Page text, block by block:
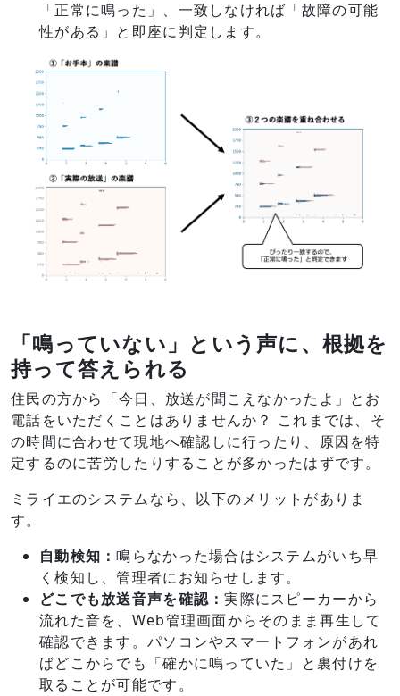
「正常に鳴った」、一致しなければ「故障の可能
性がある」と即座に判定します。
「鳴っていない」という声に、根拠を
持って答えられる
住民の方から「今日、放送が聞こえなかったよ」とお
電話をいただくことはありませんか？ これまでは、そ
の時間に合わせて現地へ確認しに行ったり、原因を特
定するのに苦労したりすることが多かったはずです。
ミライエのシステムなら、以下のメリットがありま
す。
自動検知：鳴らなかった場合はシステムがいち早
く検知し、管理者にお知らせします。
どこでも放送音声を確認：実際にスピーカーから
流れた音を、Web管理画面からそのまま再生して
確認できます。パソコンやスマートフォンがあれ
ばどこからでも「確かに鳴っていた」と裏付けを
取ることが可能です。